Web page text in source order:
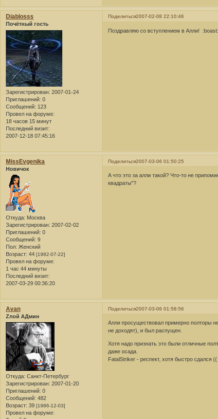
Поделиться2007-02-08 22:10:46
Diablosss
Почётный гость
Зарегистрирован: 2007-01-24
Приглашений: 0
Сообщений: 123
Провел на форуме:
18 часов 15 минут
Последний визит:
2007-12-18 07:45:16
Поздравляю со вступлением в Алли!
Поделиться2007-03-06 01:50:25
MissEvgenika
Новичок
Откуда: Москва
Зарегистрирован: 2007-02-02
Приглашений: 0
Сообщений: 9
Пол: Женский
Возраст: 44 [1982-07-22]
Провел на форуме:
1 час 44 минуты
Последний визит:
2007-03-29 00:36:20
А что это за алли такой? Что-то не
квадраты"?
Поделиться2007-03-06 01:58:56
Avan
Zлой АДмин
Откуда: Санкт-Петербург
Зарегистрирован: 2007-01-20
Приглашений: 0
Сообщений: 482
Возраст: 39 [1986-12-03]
Провел на форуме:
Алли просуществовал примерно полторы
не доходят), и был распущен.
Хотя надо признать это были отличные
даже осада.
FatalStriker - респект, хотя быстро сдался ((